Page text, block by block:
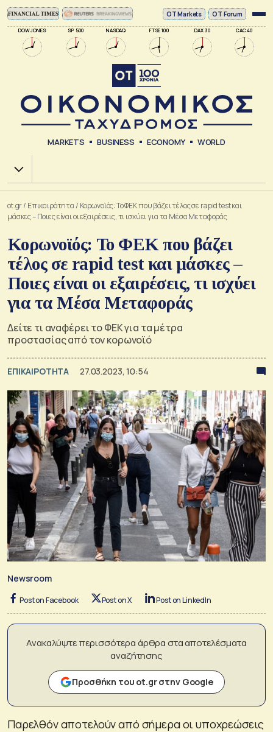
DOW JONES SP 500 NASDAQ FTSE 100 DAX 30 CAC 40
ΟΤ Markets OT Forum
MARKETS BUSINESS ECONOMY WORLD
Χ.Α.
ot.gr/ Επικαιρότητα / Κορωνοϊός: Το ΦΕΚ που βάζει τέλος σε rapid test και
μάσκες – Ποιες είναι οι εξαιρέσεις, τι ισχύει για τα Μέσα Μεταφοράς
Κορωνοϊός: Το ΦΕΚ που βάζει
τέλος σε rapid test και μάσκες –
Ποιες είναι οι εξαιρέσεις, τι ισχύει
για τα Μέσα Μεταφοράς
Δείτε τι αναφέρει το ΦΕΚ για τα μέτρα
προστασίας από τον κορωνοϊό
ΕΠΙΚΑΙΡΟΤΗΤΑ 27.03.2023, 10:54
Newsroom
Post on Facebook Post on X Post on LinkedIn
Ανακαλύψτε περισσότερα άρθρα στα αποτελέσματα
αναζήτησης
Προσθήκη του ot.gr στην Google
Παρελθόν αποτελούν από σήμερα οι υποχρεώσεις